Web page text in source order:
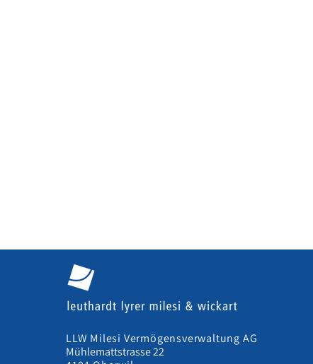
LLW Milesi Vermögensverwaltung AG
Mühlemattstrasse 22